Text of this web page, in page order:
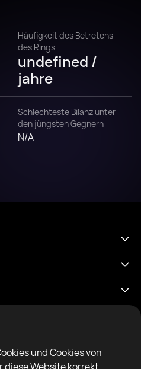
und Cookies von
Häufigkeit des Betretens
des Rings
undefined /
jahre
Schlechteste Bilanz unter
den jüngsten Gegnern
N/A